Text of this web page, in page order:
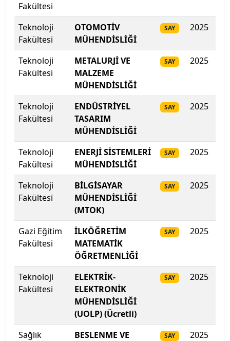
Eskişehir Teknik Üniversitesi
Fatih Sultan Mehmet Vakıf Üniversitesi
Fenerbahçe Üniversitesi
Fırat Üniversitesi
Galatasaray Üniversitesi
Gazi Üniversitesi
Gaziantep İslam Bilim ve Teknoloji Üniversitesi
Gaziantep Üniversitesi
Gebze Teknik Üniversitesi
Giresun Üniversitesi
Girne Amerikan Üniversitesi
Girne Üniversitesi
Gümüşhane Üniversitesi
Hacettepe Üniversitesi
Fakültesi
Teknoloji
Fakültesi
OTOMOTİV
MÜHENDİSLİĞİ
SAY 2025
Teknoloji
Fakültesi
METALURJİ VE
MALZEME
MÜHENDİSLİĞİ
SAY 2025
Teknoloji
Fakültesi
ENDÜSTRİYEL
TASARIM
MÜHENDİSLİĞİ
SAY 2025
Teknoloji
Fakültesi
ENERJİ SİSTEMLERİ
MÜHENDİSLİĞİ
SAY 2025
Teknoloji
Fakültesi
BİLGİSAYAR
MÜHENDİSLİĞİ
(MTOK)
SAY 2025
Gazi Eğitim
Fakültesi
İLKÖĞRETİM
MATEMATİK
ÖĞRETMENLİĞİ
SAY 2025
Teknoloji
Fakültesi
ELEKTRİK-
ELEKTRONİK
MÜHENDİSLİĞİ
(UOLP) (Ücretli)
SAY 2025
Sağlık
BESLENME VE
SAY 2025